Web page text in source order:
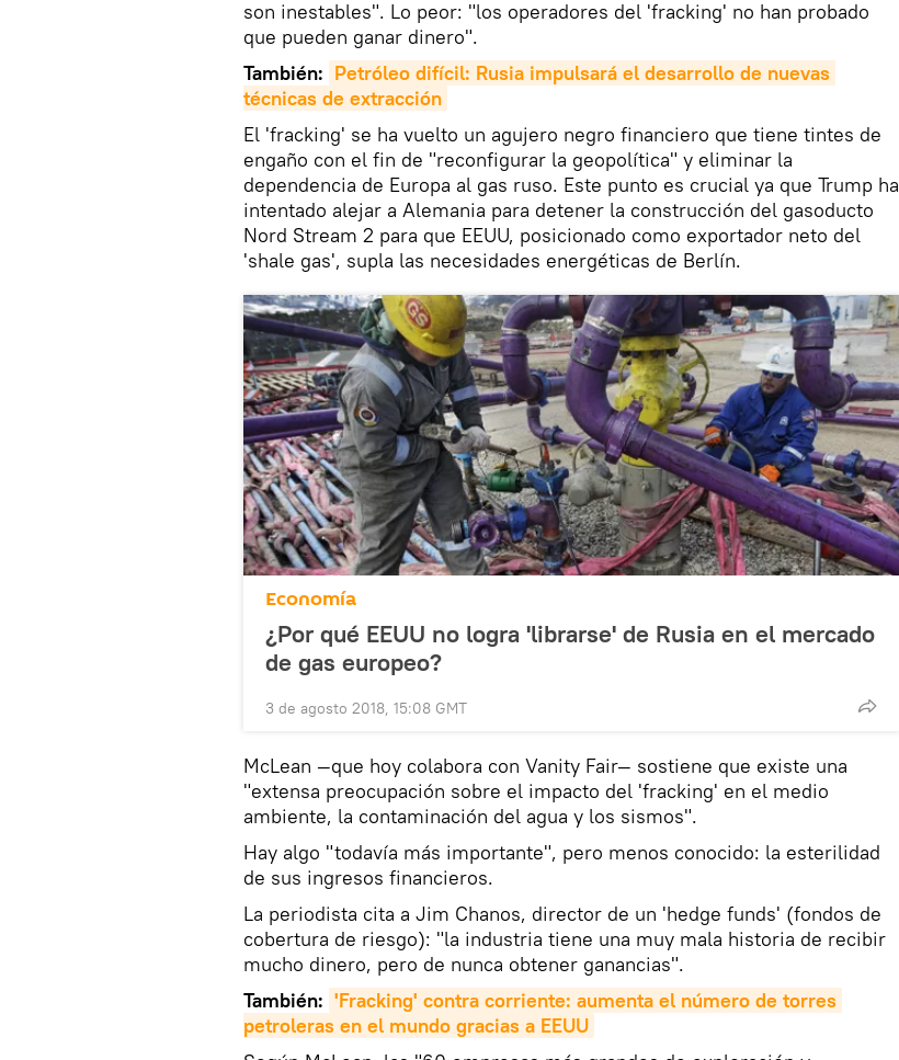
son inestables". Lo peor: "los operadores del 'fracking' no han probado
que pueden ganar dinero".
También: Petróleo difícil: Rusia impulsará el desarrollo de nuevas
técnicas de extracción
El 'fracking' se ha vuelto un agujero negro financiero que tiene tintes de
engaño con el fin de "reconfigurar la geopolítica" y eliminar la
dependencia de Europa al gas ruso. Este punto es crucial ya que Trump ha
intentado alejar a Alemania para detener la construcción del gasoducto
Nord Stream 2 para que EEUU, posicionado como exportador neto del
'shale gas', supla las necesidades energéticas de Berlín.
Economía
¿Por qué EEUU no logra 'librarse' de Rusia en el mercado
de gas europeo?
3 de agosto 2018, 15:08 GMT
McLean —que hoy colabora con Vanity Fair— sostiene que existe una
"extensa preocupación sobre el impacto del 'fracking' en el medio
ambiente, la contaminación del agua y los sismos".
Hay algo "todavía más importante", pero menos conocido: la esterilidad
de sus ingresos financieros.
La periodista cita a Jim Chanos, director de un 'hedge funds' (fondos de
cobertura de riesgo): "la industria tiene una muy mala historia de recibir
mucho dinero, pero de nunca obtener ganancias".
También: 'Fracking' contra corriente: aumenta el número de torres
petroleras en el mundo gracias a EEUU